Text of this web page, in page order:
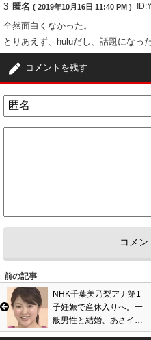
3 匿名 ( 2019年10月16日 11:40 PM )
全然面白くなかった。
とりあえず、huluだし、話題になっ
匿名
脚本サイドは無茶苦茶な刑事を描
マジで無いわwww1話は一先ず視聴
コメントを残す
前の記事
NHK千葉美乃梨アナ第1
子妊娠で産休入りへ。一
般男性と結婚、あさイチ
等の番組で活躍